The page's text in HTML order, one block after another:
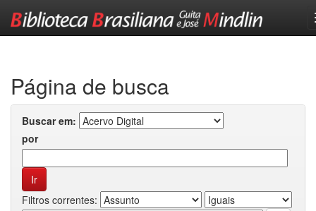
Página de busca
Buscar em:
por
Filtros correntes: